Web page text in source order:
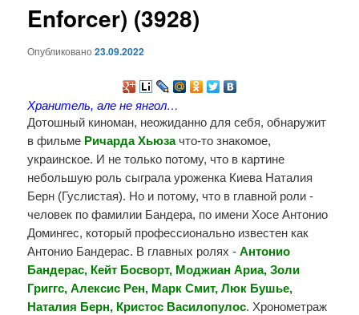
Enforcer) (3928)
Опубликовано23.09.2022
Хранитель, але не янгол…
Дотошный киноман, неожиданно для себя, обнаружит
в фильме Ричарда Хьюза что-то знакомое,
украинское. И не только потому, что в картине
небольшую роль сыграла уроженка Киева Наталия
Берн (Гуслистая). Но и потому, что в главной роли -
человек по фамилии Бандера, по имени Хосе Антонио
Домингес, который профессионально известен как
Антонио Бандерас. В главных ролях - Антонио
Бандерас, Кейт Босворт, Моджиан Ариа, Золи
Григгс, Алексис Рен, Марк Смит, Люк Бушье,
Наталия Берн, Кристос Василопулос. Хронометраж